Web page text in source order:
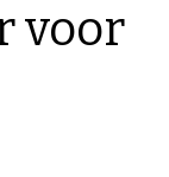
voor